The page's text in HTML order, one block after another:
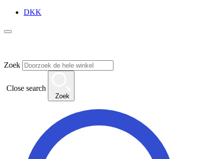
DKK
Zoek
Close search
Zoek